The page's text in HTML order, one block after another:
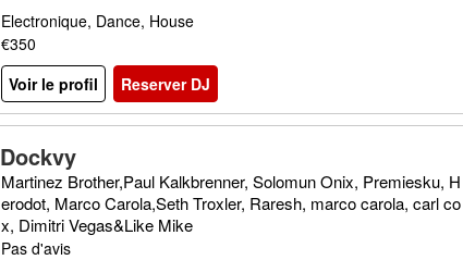
Electronique, Dance, House
€350
Voir le profil
Reserver DJ
Dockvy
Martinez Brother,Paul Kalkbrenner, Solomun Onix, Premiesku, H
erodot, Marco Carola,Seth Troxler, Raresh, marco carola, carl co
x, Dimitri Vegas&Like Mike
Pas d'avis